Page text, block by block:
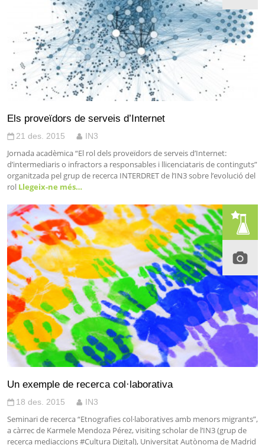
Els proveïdors de serveis d’Internet
21 des. 2015 IN3
Jornada acadèmica “El rol dels proveïdors de serveis d’Internet:
d’intermediaris o infractors a responsables i llicenciataris de continguts”
organitzada pel grup de recerca INTERDRET de l’IN3 sobre l’evolució del
rol Llegeix-ne més…
Un exemple de recerca col·laborativa
18 des. 2015 IN3
Seminari de recerca “Etnografies col·laboratives amb menors migrants”,
a càrrec de Karmele Mendoza Pérez, visiting scholar de l’IN3 (grup de
recerca mediaccions #Cultura Digital), Universitat Autònoma de Madrid